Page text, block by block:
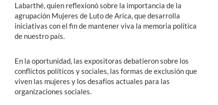
Labarthé, quien reflexionó sobre la importancia de la
agrupación Mujeres de Luto de Arica, que desarrolla
iniciativas con el fin de mantener viva la memoria política
de nuestro país.
En la oportunidad, las expositoras debatieron sobre los
conflictos políticos y sociales, las formas de exclusión que
viven las mujeres y los desafíos actuales para las
organizaciones sociales.